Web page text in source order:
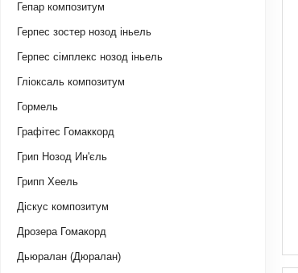
Гепар композитум
Герпес зостер нозод іньель
Герпес сімплекс нозод іньель
Гліоксаль композитум
Гормель
Графітес Гомаккорд
Грип Нозод Ин'єль
Грипп Хеель
Діскус композитум
Дрозера Гомакорд
Дьюралан (Дюралан)